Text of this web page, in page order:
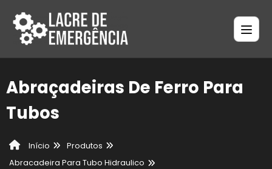
Abraçadeiras De Ferro Para
Tubos
Início
Produtos
Abracadeira Para Tubo Hidraulico